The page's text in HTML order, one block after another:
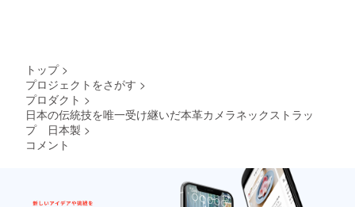
トップ >
プロジェクトをさがす >
プロダクト >
日本の伝統技を唯一受け継いだ本革カメラネックストラッ
プ 日本製 >
コメント